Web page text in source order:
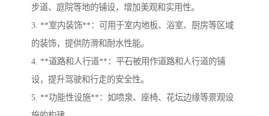
步道、庭院等地的铺设，增加美观和实用性。
3. **室内装饰**：可用于室内地板、浴室、厨房等区域
的装饰，提供防滑和耐水性能。
4. **道路和人行道**：平石被用作道路和人行道的铺
设，提升驾驶和行走的安全性。
5. **功能性设施**：如喷泉、座椅、花坛边缘等景观设